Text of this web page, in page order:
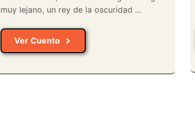
muy lejano, un rey de la oscuridad ...
Ver Cuento